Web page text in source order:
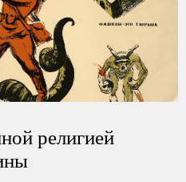
религией